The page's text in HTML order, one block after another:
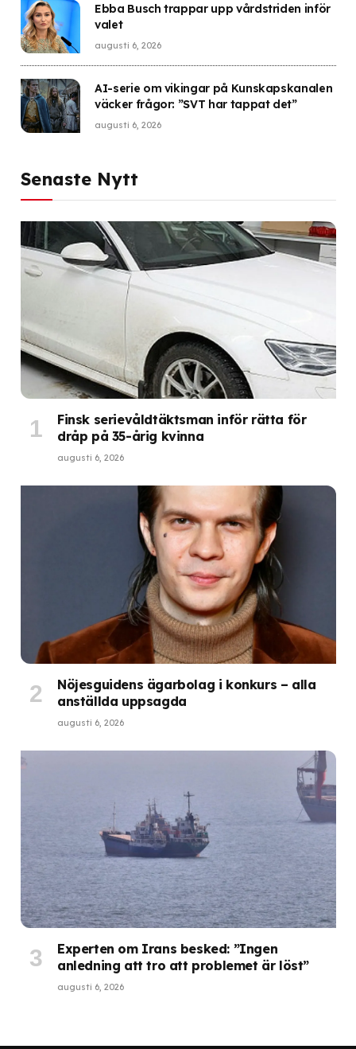
Ebba Busch trappar upp vårdstriden inför
valet
augusti 6, 2026
AI-serie om vikingar på Kunskapskanalen
väcker frågor: ”SVT har tappat det”
augusti 6, 2026
Senaste Nytt
Finsk serievåldtäktsman inför rätta för
dråp på 35-årig kvinna
augusti 6, 2026
Nöjesguidens ägarbolag i konkurs – alla
anställda uppsagda
augusti 6, 2026
Experten om Irans besked: ”Ingen
anledning att tro att problemet är löst”
augusti 6, 2026